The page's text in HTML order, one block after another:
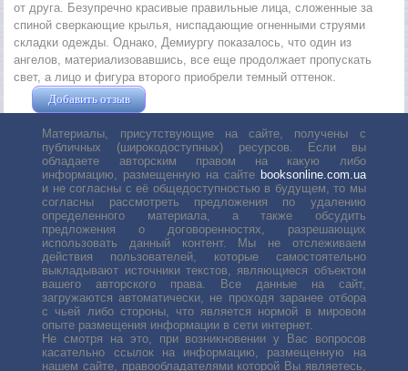
от друга. Безупречно красивые правильные лица, сложенные за
спиной сверкающие крылья, ниспадающие огненными струями
складки одежды. Однако, Демиургу показалось, что один из
ангелов, материализовавшись, все еще продолжает пропускать
свет, а лицо и фигура второго приобрели темный оттенок.
Добавить отзыв
Материалы, присутствующие на сайте, получены с
публичных (широкодоступных) ресурсов. Если вы
обладаете авторским правом на какую либо
информацию, размещенную на сайте booksonline.com.ua
и не согласны с её общедоступностью в будущем, то мы
согласны рассмотреть предложения по удалению
определенного материала, а также обсудить
предложения о договоренностях, разрешающих
использовать данный контент. Мы не отслеживаем
действия пользователей, которые самостоятельно
выкладывают источники текстов, являющиеся объектом
вашего авторского права. Все данные на сайт,
загружаются автоматически, не проходя заранее отбора
с чьей либо стороны, что является нормой в мировом
опыте размещения информации в сети интернет.
Не смотря на это, при возникновении у Вас вопросов
касательно ссылок на информацию, размещенную на
нашем сайте, правообладателями которой Вы являетесь,